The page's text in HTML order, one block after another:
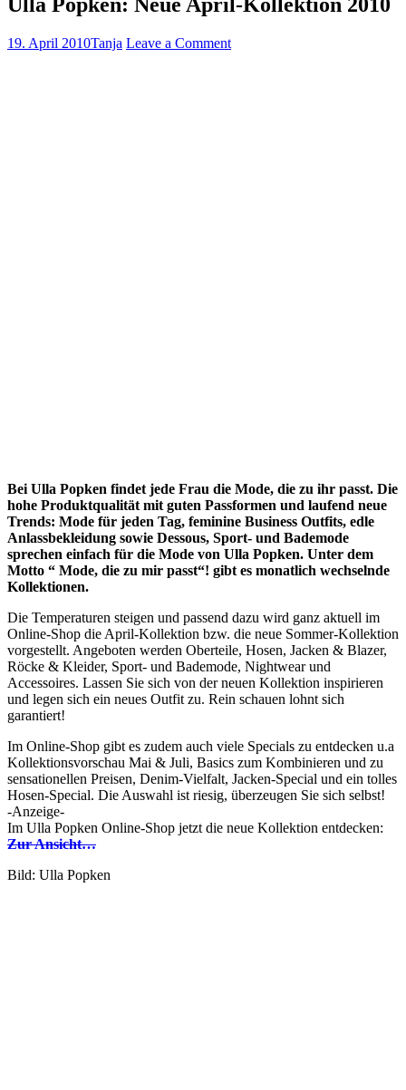
19. April 2010Tanja Leave a Comment
Bei Ulla Popken findet jede Frau die Mode, die zu ihr passt. Die
hohe Produktqualität mit guten Passformen und laufend neue
Trends: Mode für jeden Tag, feminine Business Outfits, edle
Anlassbekleidung sowie Dessous, Sport- und Bademode
sprechen einfach für die Mode von Ulla Popken. Unter dem
Motto “ Mode, die zu mir passt“! gibt es monatlich wechselnde
Kollektionen.
Die Temperaturen steigen und passend dazu wird ganz aktuell im
Online-Shop die April-Kollektion bzw. die neue Sommer-Kollektion
vorgestellt. Angeboten werden Oberteile, Hosen, Jacken & Blazer,
Röcke & Kleider, Sport- und Bademode, Nightwear und
Accessoires. Lassen Sie sich von der neuen Kollektion inspirieren
und legen sich ein neues Outfit zu. Rein schauen lohnt sich
garantiert!
Im Online-Shop gibt es zudem auch viele Specials zu entdecken u.a
Kollektionsvorschau Mai & Juli, Basics zum Kombinieren und zu
sensationellen Preisen, Denim-Vielfalt, Jacken-Special und ein tolles
Hosen-Special. Die Auswahl ist riesig, überzeugen Sie sich selbst!
-Anzeige-
Im Ulla Popken Online-Shop jetzt die neue Kollektion entdecken:
Zur Ansicht…
Bild: Ulla Popken